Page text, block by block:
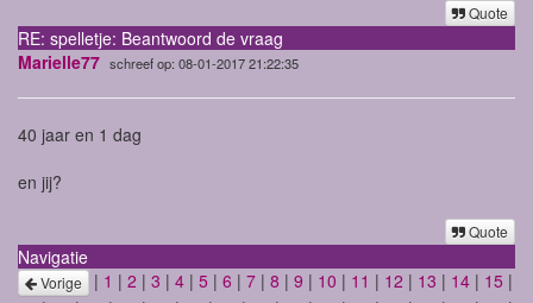
Quote
RE: spelletje: Beantwoord de vraag
Marielle77 schreef op: 08-01-2017 21:22:35
40 jaar en 1 dag
en jij?
Quote
Navigatie
Vorige | 1 | 2 | 3 | 4 | 5 | 6 | 7 | 8 | 9 | 10 | 11 | 12 | 13 | 14 | 15 |